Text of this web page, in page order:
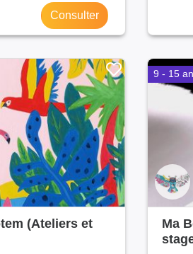
Consulter
(Ateliers et
9 - 15
Ma